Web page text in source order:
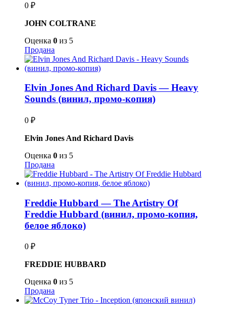
0 ₽
JOHN COLTRANE
Оценка 0 из 5
Продана
Elvin Jones And Richard Davis — Heavy
Sounds (винил, промо-копия)
0 ₽
Elvin Jones And Richard Davis
Оценка 0 из 5
Продана
Freddie Hubbard — The Artistry Of
Freddie Hubbard (винил, промо-копия,
белое яблоко)
0 ₽
FREDDIE HUBBARD
Оценка 0 из 5
Продана